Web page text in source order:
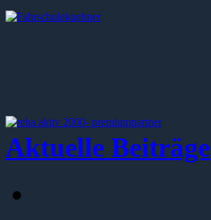
Aktuelle Beiträge